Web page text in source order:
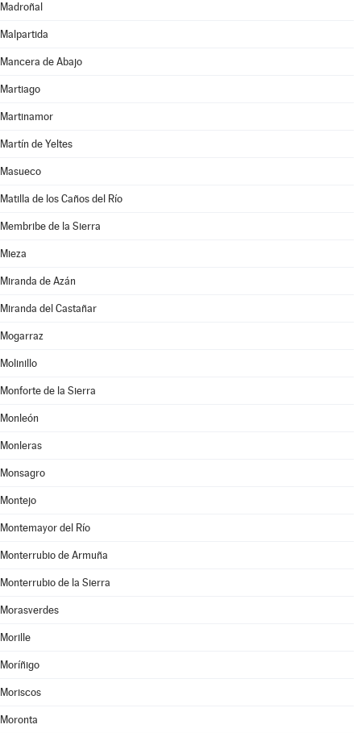
Madroñal
Malpartida
Mancera de Abajo
Martiago
Martinamor
Martín de Yeltes
Masueco
Matilla de los Caños del Río
Membribe de la Sierra
Mieza
Miranda de Azán
Miranda del Castañar
Mogarraz
Molinillo
Monforte de la Sierra
Monleón
Monleras
Monsagro
Montejo
Montemayor del Río
Monterrubio de Armuña
Monterrubio de la Sierra
Morasverdes
Morille
Moríñigo
Moriscos
Moronta